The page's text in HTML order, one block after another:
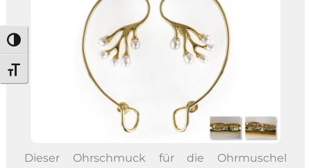
Umschalten auf hohe Kontraste
Schrift vergrößern
Dieser Ohrschmuck für die Ohrmuschel